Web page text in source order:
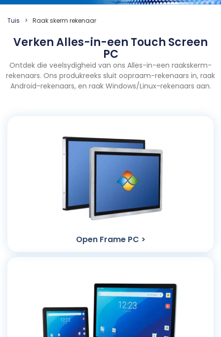
Tuis > Raak skerm rekenaar
Verken Alles-in-een Touch Screen
PC
Ontdek die veelsydigheid van ons Alles-in-een raakskerm-
rekenaars. Ons produkreeks sluit oopraam-rekenaars in, raak
Android-rekenaars, en raak Windows/Linux-rekenaars aan.
Open Frame PC >